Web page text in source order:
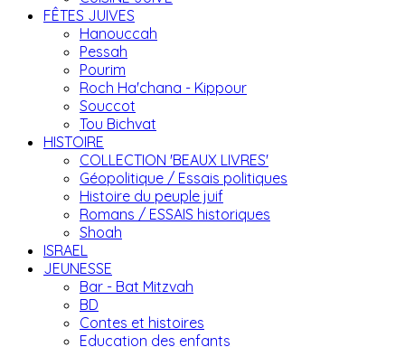
FÊTES JUIVES
Hanouccah
Pessah
Pourim
Roch Ha'chana - Kippour
Souccot
Tou Bichvat
HISTOIRE
COLLECTION 'BEAUX LIVRES'
Géopolitique / Essais politiques
Histoire du peuple juif
Romans / ESSAIS historiques
Shoah
ISRAEL
JEUNESSE
Bar - Bat Mitzvah
BD
Contes et histoires
Education des enfants